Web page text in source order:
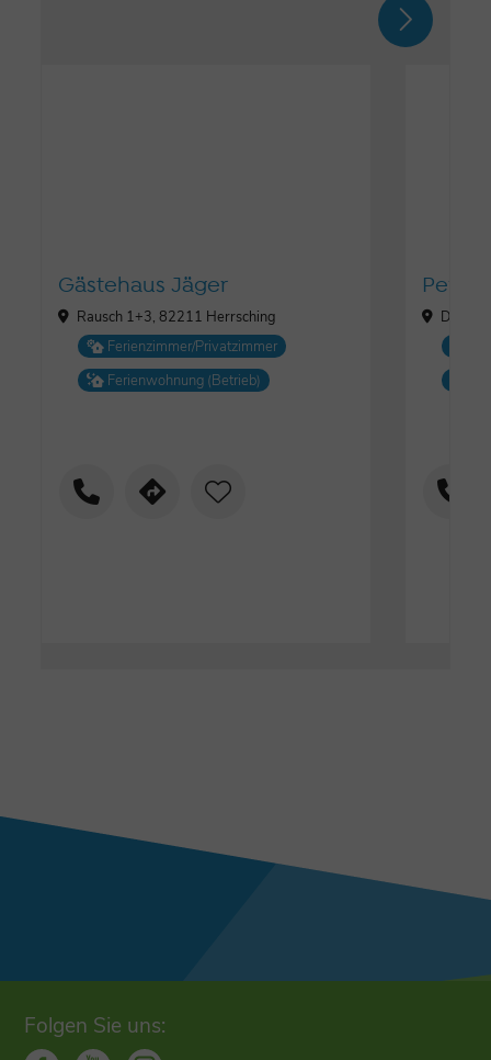
Gästehaus Jäger
Rausch 1+3, 82211 Herrsching
Ferienzimmer/Privatzimmer
Ferienwohnung (Betrieb)
Folgen Sie uns: